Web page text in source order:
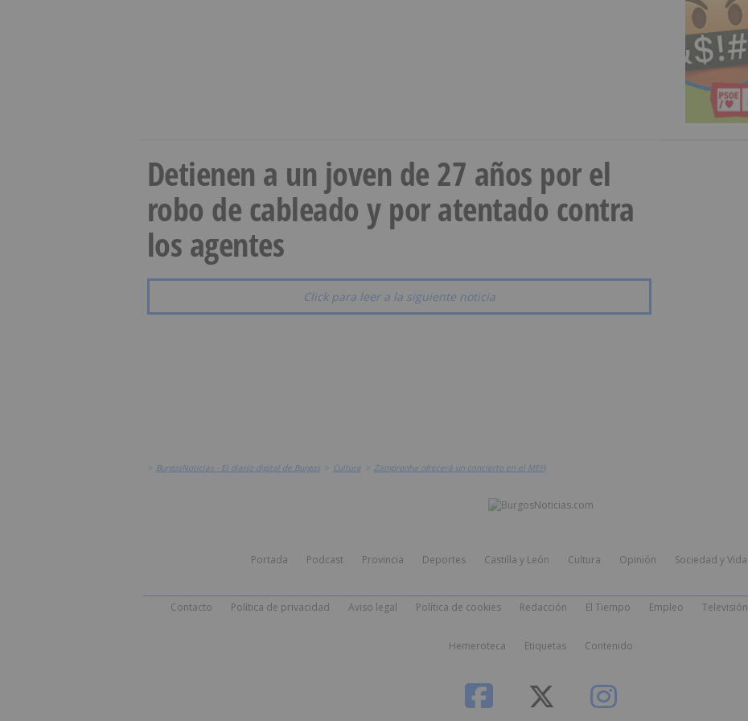
Detienen a un joven de 27 años por el
robo de cableado y por atentado contra
los agentes
Click para leer a la siguiente noticia
> BurgosNoticias - El diario digital de Burgos > Cultura > Zampronha ofrecerá un concierto en el MEH
Portada Podcast Provincia Deportes Castilla y León Cultura Opinión Sociedad y Vida
Contacto Política de privacidad Aviso legal Política de cookies Redacción El Tiempo Empleo Televisión
Hemeroteca Etiquetas Contenido